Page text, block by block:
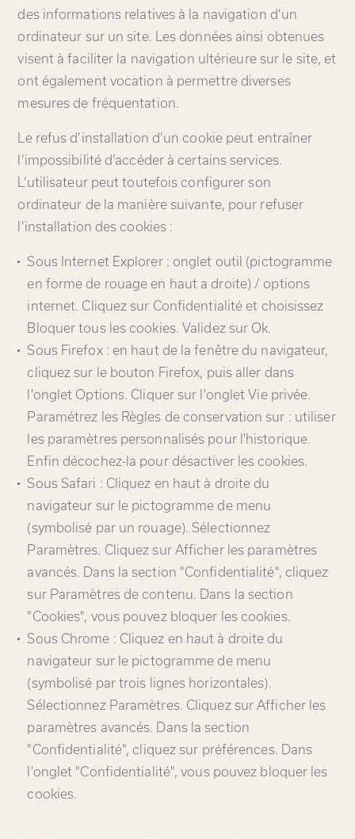
des informations relatives à la navigation d’un
ordinateur sur un site. Les données ainsi obtenues
visent à faciliter la navigation ultérieure sur le site, et
ont également vocation à permettre diverses
mesures de fréquentation.
Le refus d’installation d’un cookie peut entraîner
l’impossibilité d’accéder à certains services.
L’utilisateur peut toutefois configurer son
ordinateur de la manière suivante, pour refuser
l’installation des cookies :
Sous Internet Explorer : onglet outil (pictogramme
en forme de rouage en haut a droite) / options
internet. Cliquez sur Confidentialité et choisissez
Bloquer tous les cookies. Validez sur Ok.
Sous Firefox : en haut de la fenêtre du navigateur,
cliquez sur le bouton Firefox, puis aller dans
l'onglet Options. Cliquer sur l'onglet Vie privée.
Paramétrez les Règles de conservation sur : utiliser
les paramètres personnalisés pour l'historique.
Enfin décochez-la pour désactiver les cookies.
Sous Safari : Cliquez en haut à droite du
navigateur sur le pictogramme de menu
(symbolisé par un rouage). Sélectionnez
Paramètres. Cliquez sur Afficher les paramètres
avancés. Dans la section "Confidentialité", cliquez
sur Paramètres de contenu. Dans la section
"Cookies", vous pouvez bloquer les cookies.
Sous Chrome : Cliquez en haut à droite du
navigateur sur le pictogramme de menu
(symbolisé par trois lignes horizontales).
Sélectionnez Paramètres. Cliquez sur Afficher les
paramètres avancés. Dans la section
"Confidentialité", cliquez sur préférences. Dans
l'onglet "Confidentialité", vous pouvez bloquer les
cookies.